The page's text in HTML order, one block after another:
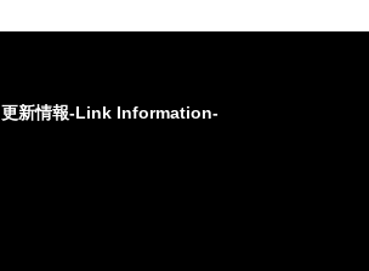
更新情報-Link Information-